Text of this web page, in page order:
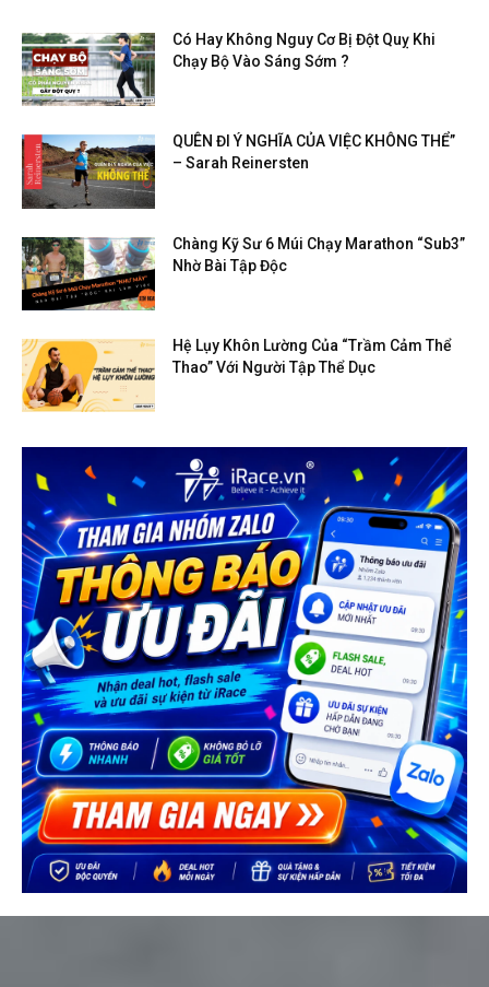
Có Hay Không Nguy Cơ Bị Đột Quỵ Khi
Chạy Bộ Vào Sáng Sớm ?
QUÊN ĐI Ý NGHĨA CỦA VIỆC KHÔNG THỂ”
– Sarah Reinersten
Chàng Kỹ Sư 6 Múi Chạy Marathon “Sub3”
Nhờ Bài Tập Độc
Hệ Lụy Khôn Lường Của “Trầm Cảm Thể
Thao” Với Người Tập Thể Dục